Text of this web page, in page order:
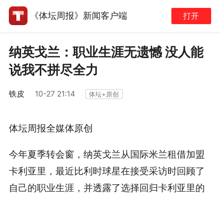
《体坛周报》新闻客户端 打开
纳英戈兰：职业生涯无遗憾 没人能
说我不拼尽全力
铁皮 10-27 21:14 体坛+原创
体坛周报全媒体原创
今年夏季转会窗，纳英戈兰从国际米兰租借加盟
卡利亚里，最近比利时球星在接受采访时回顾了
自己的职业生涯，并透露了选择回归卡利亚里的